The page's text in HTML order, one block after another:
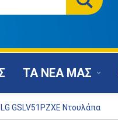
ΤΑ ΝΕΑ ΜΑΣ
LG GSLV51PZXE Ντουλάπα